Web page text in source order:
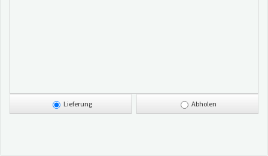
Lieferung Abholen